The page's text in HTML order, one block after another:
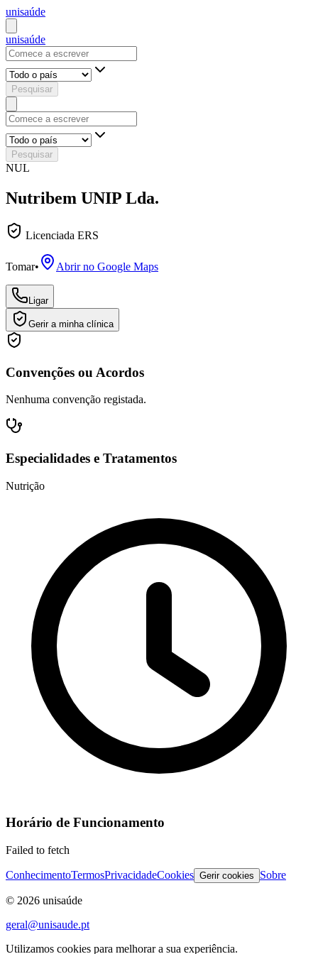
unisaúde
unisaúde
Pesquisar
Pesquisar
NUL
Nutribem UNIP Lda.
Licenciada ERS
Tomar• Abrir no Google Maps
Ligar
Gerir a minha clínica
Convenções ou Acordos
Nenhuma convenção registada.
Especialidades e Tratamentos
Nutrição
Horário de Funcionamento
Failed to fetch
ConhecimentoTermosPrivacidadeCookies Gerir cookies Sobre
© 2026 unisaúde
geral@unisaude.pt
Utilizamos cookies para melhorar a sua experiência.